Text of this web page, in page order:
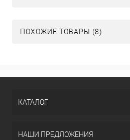
ПОХОЖИЕ ТОВАРЫ (8)
КАТАЛОГ
НАШИ ПРЕДЛОЖЕНИЯ